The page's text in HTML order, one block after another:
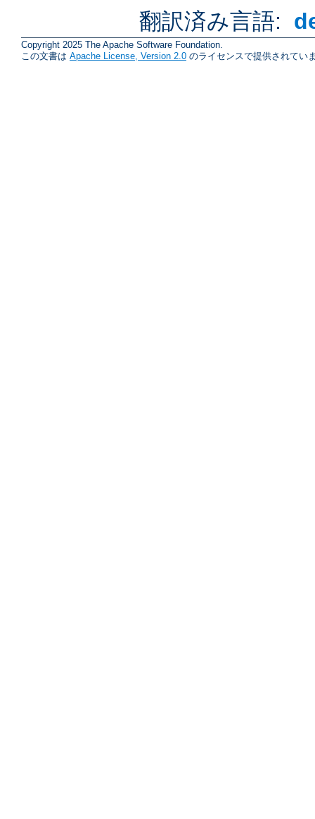
翻訳済み言語:
Copyright 2025 The Apache Software Foundation.
この文書は Apache License, Version 2.0 のライセンスで提供されてい